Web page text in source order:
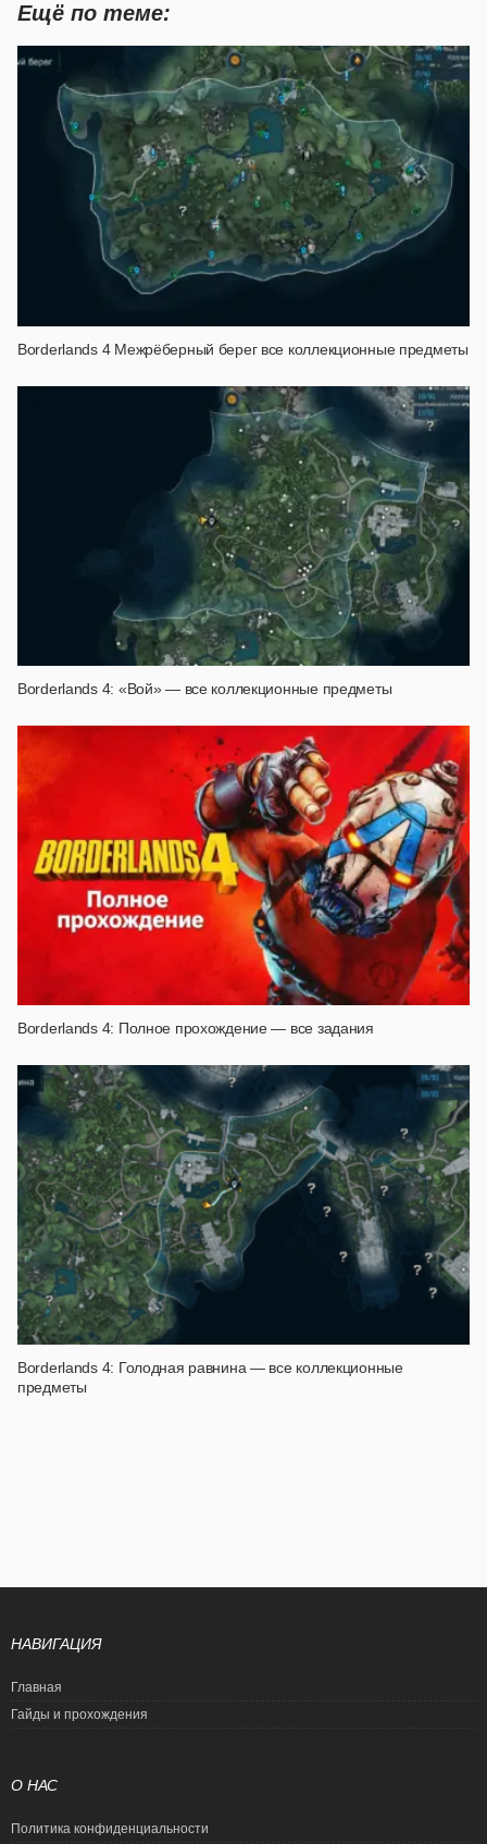
Ещё по теме:
Borderlands 4 Межрёберный берег все коллекционные предметы
Borderlands 4: «Вой» — все коллекционные предметы
Borderlands 4: Полное прохождение — все задания
Borderlands 4: Голодная равнина — все коллекционные
предметы
НАВИГАЦИЯ
Главная
Гайды и прохождения
О НАС
Политика конфиденциальности